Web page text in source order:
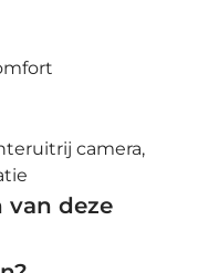
camera,
van deze